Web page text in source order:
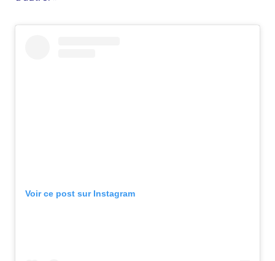
Voir ce post sur Instagram